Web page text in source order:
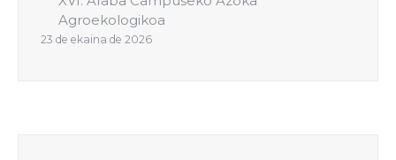
Agroekologikoa
23 de ekaina de 2026